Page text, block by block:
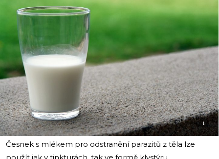
i
Česnek s mlékem pro odstranění parazitů z těla lze